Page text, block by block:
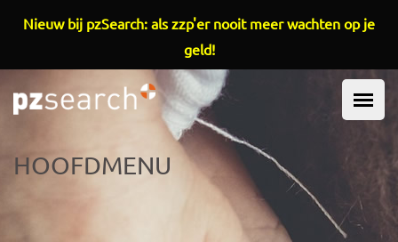
Overslaan en naar de inhoud gaan
HOOFDMENU
Nieuw bij pzSearch: als zzp'er nooit meer wachten op je
geld!